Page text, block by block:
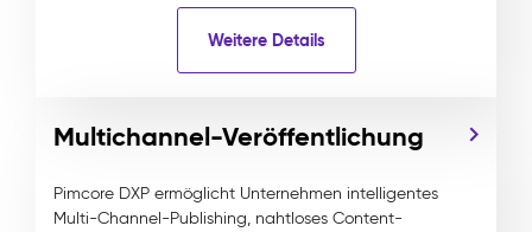
Weitere Details
Multichannel-Veröffentlichung
Pimcore DXP ermöglicht Unternehmen intelligentes
Multi-Channel-Publishing, nahtloses Content-